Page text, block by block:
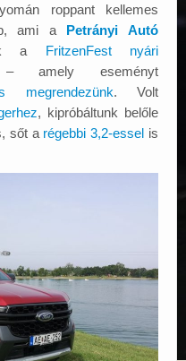
roppant kellemes
ami a Petrányi Autó
a FritzenFest nyári
amely eseményt
megrendezünk. Volt
, kipróbáltunk belőle
sőt a régebbi 3,2-essel is